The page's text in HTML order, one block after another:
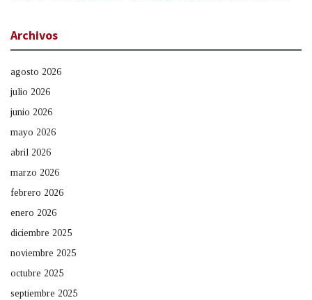
Archivos
agosto 2026
julio 2026
junio 2026
mayo 2026
abril 2026
marzo 2026
febrero 2026
enero 2026
diciembre 2025
noviembre 2025
octubre 2025
septiembre 2025